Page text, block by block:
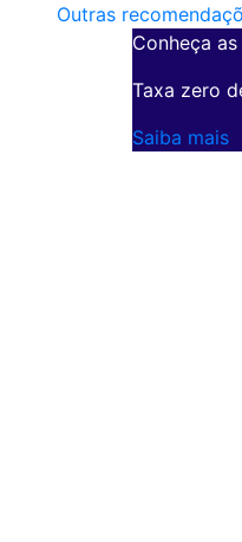
Outras
Conheça
Taxa zero
Saiba mais